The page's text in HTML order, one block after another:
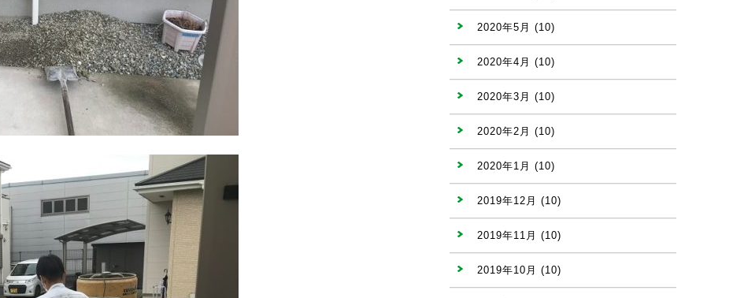
2020年5月 (10)
2020年4月 (10)
2020年3月 (10)
2020年2月 (10)
2020年1月 (10)
2019年12月 (10)
2019年11月 (10)
2019年10月 (10)